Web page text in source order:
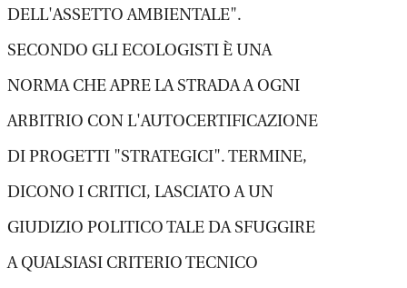
DELL'ASSETTO AMBIENTALE".
SECONDO GLI ECOLOGISTI È UNA
NORMA CHE APRE LA STRADA A OGNI
ARBITRIO CON L'AUTOCERTIFICAZIONE
DI PROGETTI "STRATEGICI". TERMINE,
DICONO I CRITICI, LASCIATO A UN
GIUDIZIO POLITICO TALE DA SFUGGIRE
A QUALSIASI CRITERIO TECNICO